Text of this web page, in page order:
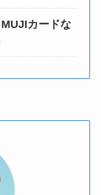
カードな